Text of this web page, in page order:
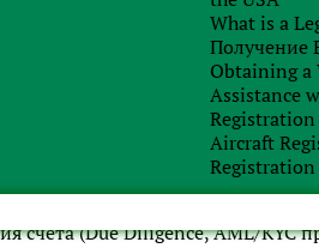
What is a
Получение
Obtaining a
Assistance
Aircraft
Registration
компании (на
документы по
необходимых услуг, в т. ч.:
счета (Due Diligence, AML/KYC